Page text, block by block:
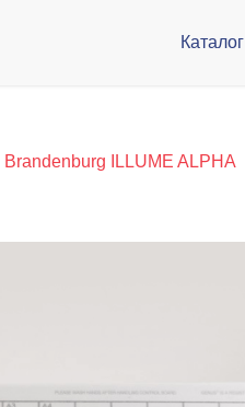
Каталог
ILLUME ALPHA